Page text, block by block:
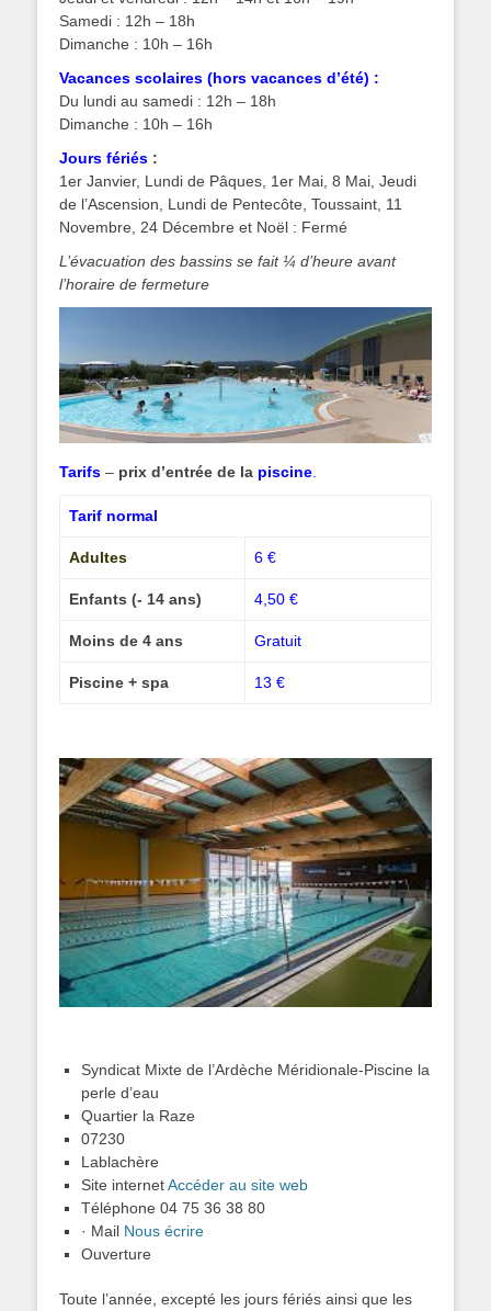
Samedi : 12h – 18h
Dimanche : 10h – 16h
Vacances scolaires (hors vacances d’été) :
Du lundi au samedi : 12h – 18h
Dimanche : 10h – 16h
Jours fériés :
1er Janvier, Lundi de Pâques, 1er Mai, 8 Mai, Jeudi
de l’Ascension, Lundi de Pentecôte, Toussaint, 11
Novembre, 24 Décembre et Noël : Fermé
L’évacuation des bassins se fait ¼ d’heure avant
l’horaire de fermeture
Tarifs – prix d’entrée de la piscine.
Tarif normal
Adultes 6 €
Enfants (- 14 ans) 4,50 €
Moins de 4 ans Gratuit
Piscine + spa 13 €
Syndicat Mixte de l’Ardèche Méridionale-Piscine la
perle d’eau
Quartier la Raze
07230
Lablachère
Site internetAccéder au site web
Téléphone 04 75 36 38 80
· Mail Nous écrire
Ouverture
Toute l’année, excepté les jours fériés ainsi que les